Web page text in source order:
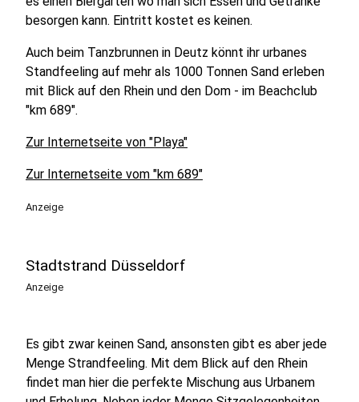
besorgen kann. Eintritt kostet es keinen.
Auch beim Tanzbrunnen in Deutz könnt ihr urbanes
Standfeeling auf mehr als 1000 Tonnen Sand erleben
mit Blick auf den Rhein und den Dom - im Beachclub
"km 689".
Zur Internetseite von "Playa"
Zur Internetseite vom "km 689"
Anzeige
Stadtstrand Düsseldorf
Anzeige
Es gibt zwar keinen Sand, ansonsten gibt es aber jede
Menge Strandfeeling. Mit dem Blick auf den Rhein
findet man hier die perfekte Mischung aus Urbanem